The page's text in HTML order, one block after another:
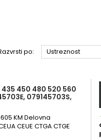
po: Ustreznost
435 450 480 520 560
079145703S,
KM Delovna
CEUE CTGA CTGE